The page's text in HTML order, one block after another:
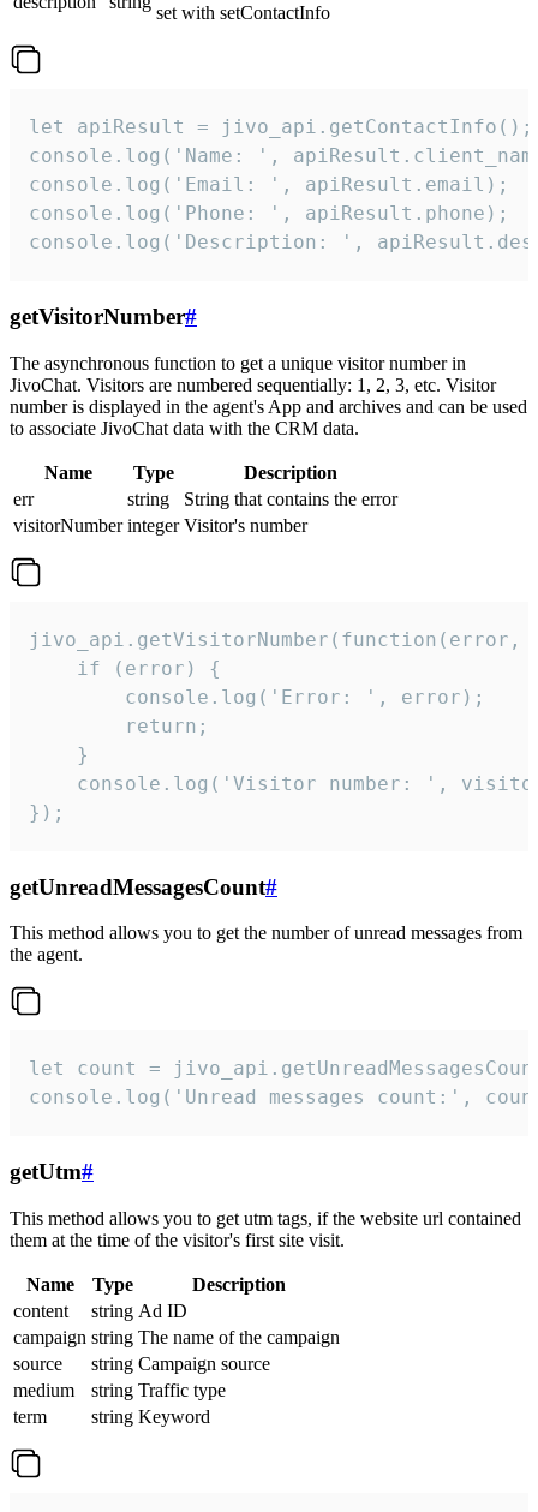
set with setContactInfo
let apiResult = jivo_api.getContactInfo();
console.log('Name: ',
console.log('Email: ', apiResult.email);
console.log('Phone: ', apiResult.phone);
console.log('Description: ',
getVisitorNumber#
The asynchronous function to get a unique visitor number in
JivoChat. Visitors are numbered sequentially: 1, 2, 3, etc. Visitor
number is displayed in the agent's App and archives and can be used
to associate JivoChat data with the CRM data.
Name Type
Description
err
string
String that contains the error
visitorNumber integer Visitor's number
jivo_api.getVisitorNumber(function(error,
    if (error) {
        console.log('Error: ', error);
        return;
    }
console.log('Visitor number: ',
});
getUnreadMessagesCount#
This method allows you to get the number of unread messages from
the agent.
let count =
console.log('Unread messages count:',
getUtm#
This method allows you to get utm tags, if the website url contained
them at the time of the visitor's first site visit.
Name Type
Description
content
string Ad ID
campaign string The name of the campaign
source
string Campaign source
medium
string Traffic type
term
string Keyword